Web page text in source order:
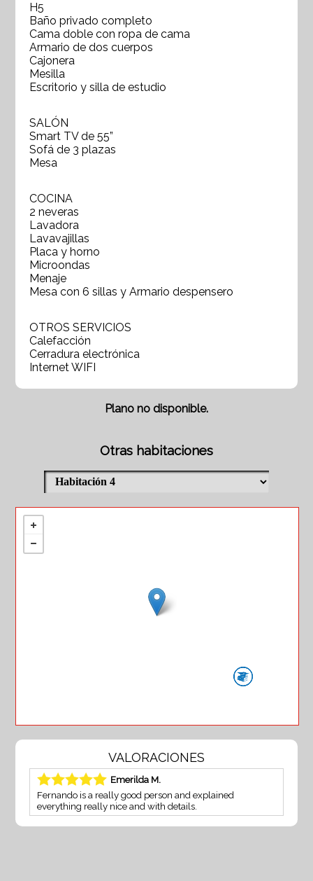
H5
Baño privado completo
Cama doble con ropa de cama
Armario de dos cuerpos
Cajonera
Mesilla
Escritorio y silla de estudio
SALÓN
Smart TV de 55”
Sofá de 3 plazas
Mesa
COCINA
2 neveras
Lavadora
Lavavajillas
Placa y horno
Microondas
Menaje
Mesa con 6 sillas y Armario despensero
OTROS SERVICIOS
Calefacción
Cerradura electrónica
Internet WIFI
Plano no disponible.
Otras habitaciones
VALORACIONES
Emerilda M.
Fernando is a really good person and explained
everything really nice and with details.